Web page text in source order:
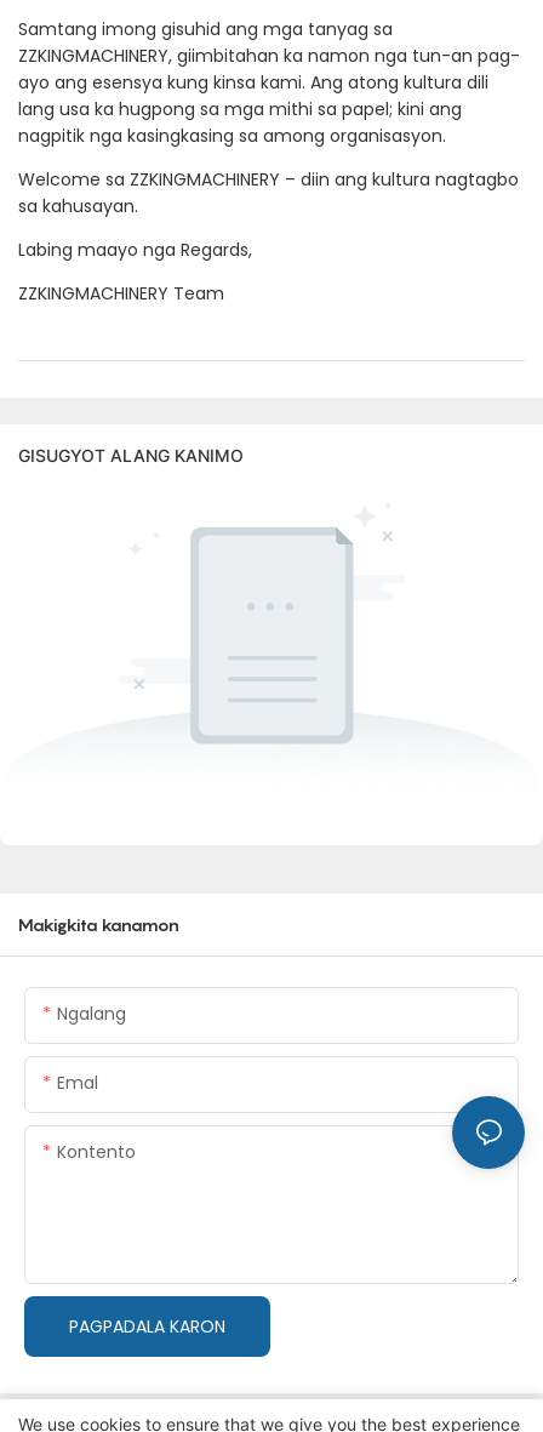
Samtang imong gisuhid ang mga tanyag sa
ZZKINGMACHINERY, giimbitahan ka namon nga tun-an pag-
ayo ang esensya kung kinsa kami. Ang atong kultura dili
lang usa ka hugpong sa mga mithi sa papel; kini ang
nagpitik nga kasingkasing sa among organisasyon.
Welcome sa ZZKINGMACHINERY – diin ang kultura nagtagbo
sa kahusayan.
Labing maayo nga Regards,
ZZKINGMACHINERY Team
GISUGYOT ALANG KANIMO
Makigkita kanamon
Ngalang
Emal
Kontento
PAGPADALA KARON
We use cookies to ensure that we give you the best experience